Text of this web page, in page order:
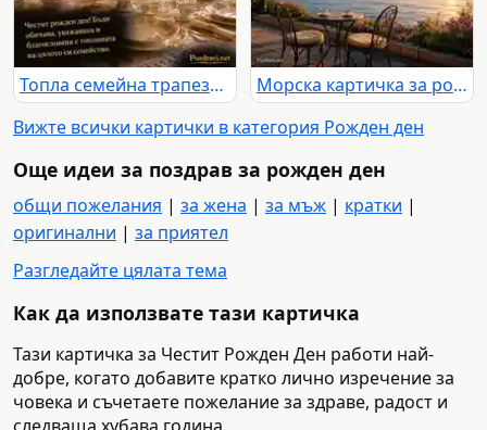
Топла семейна трапеза с торта и нежен поздрав за рожден ден
Морска картичка за рожден ден с любов, спокойствие и споделени години
Вижте всички картички в категория Рожден ден
Още идеи за поздрав за рожден ден
общи пожелания | за жена | за мъж | кратки |
оригинални | за приятел
Разгледайте цялата тема
Как да използвате тази картичка
Тази картичка за Честит Рожден Ден работи най-
добре, когато добавите кратко лично изречение за
човека и съчетаете пожелание за здраве, радост и